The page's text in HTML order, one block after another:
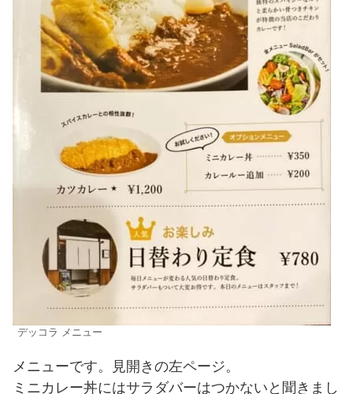
デッコラ メニュー
メニューです。見開きの左ページ。
ミニカレー丼にはサラダバーはつかないと聞きまし